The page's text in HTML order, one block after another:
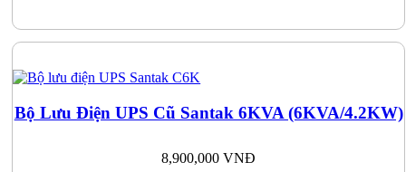
Bộ Lưu Điện UPS Cũ Santak 6KVA (6KVA/4.2KW)
8,900,000VNĐ